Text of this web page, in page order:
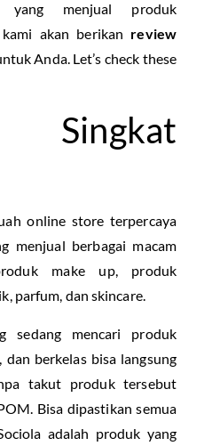
menjual produk
akan berikan review
Anda. Let’s check these
Singkat
online store terpercaya
menjual berbagai macam
make up, produk
parfum, dan skincare.
sedang mencari produk
berkelas bisa langsung
takut produk tersebut
Bisa dipastikan semua
adalah produk yang